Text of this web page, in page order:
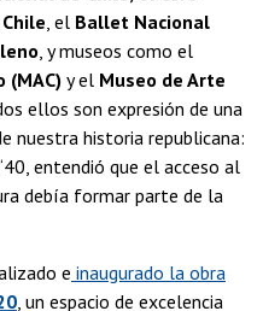
, el Ballet Nacional
, y museos como el
(MAC) y el Museo de Arte
ellos son expresión de una
nuestra historia republicana:
entendió que el acceso al
debía formar parte de la
e inaugurado la obra
, un espacio de excelencia